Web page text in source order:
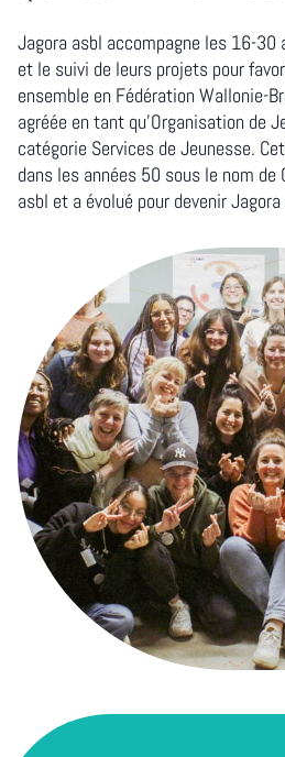
Jagora asbl accompagne les 16-30
et le suivi de leurs projets pour
ensemble en Fédération Wallonie-
agréée en tant qu’Organisation de
catégorie Services de Jeunesse.
dans les années 50 sous le nom de
asbl et a évolué pour devenir